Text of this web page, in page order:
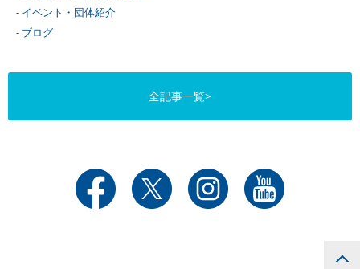
イベント・団体紹介
ブログ
全記事一覧>